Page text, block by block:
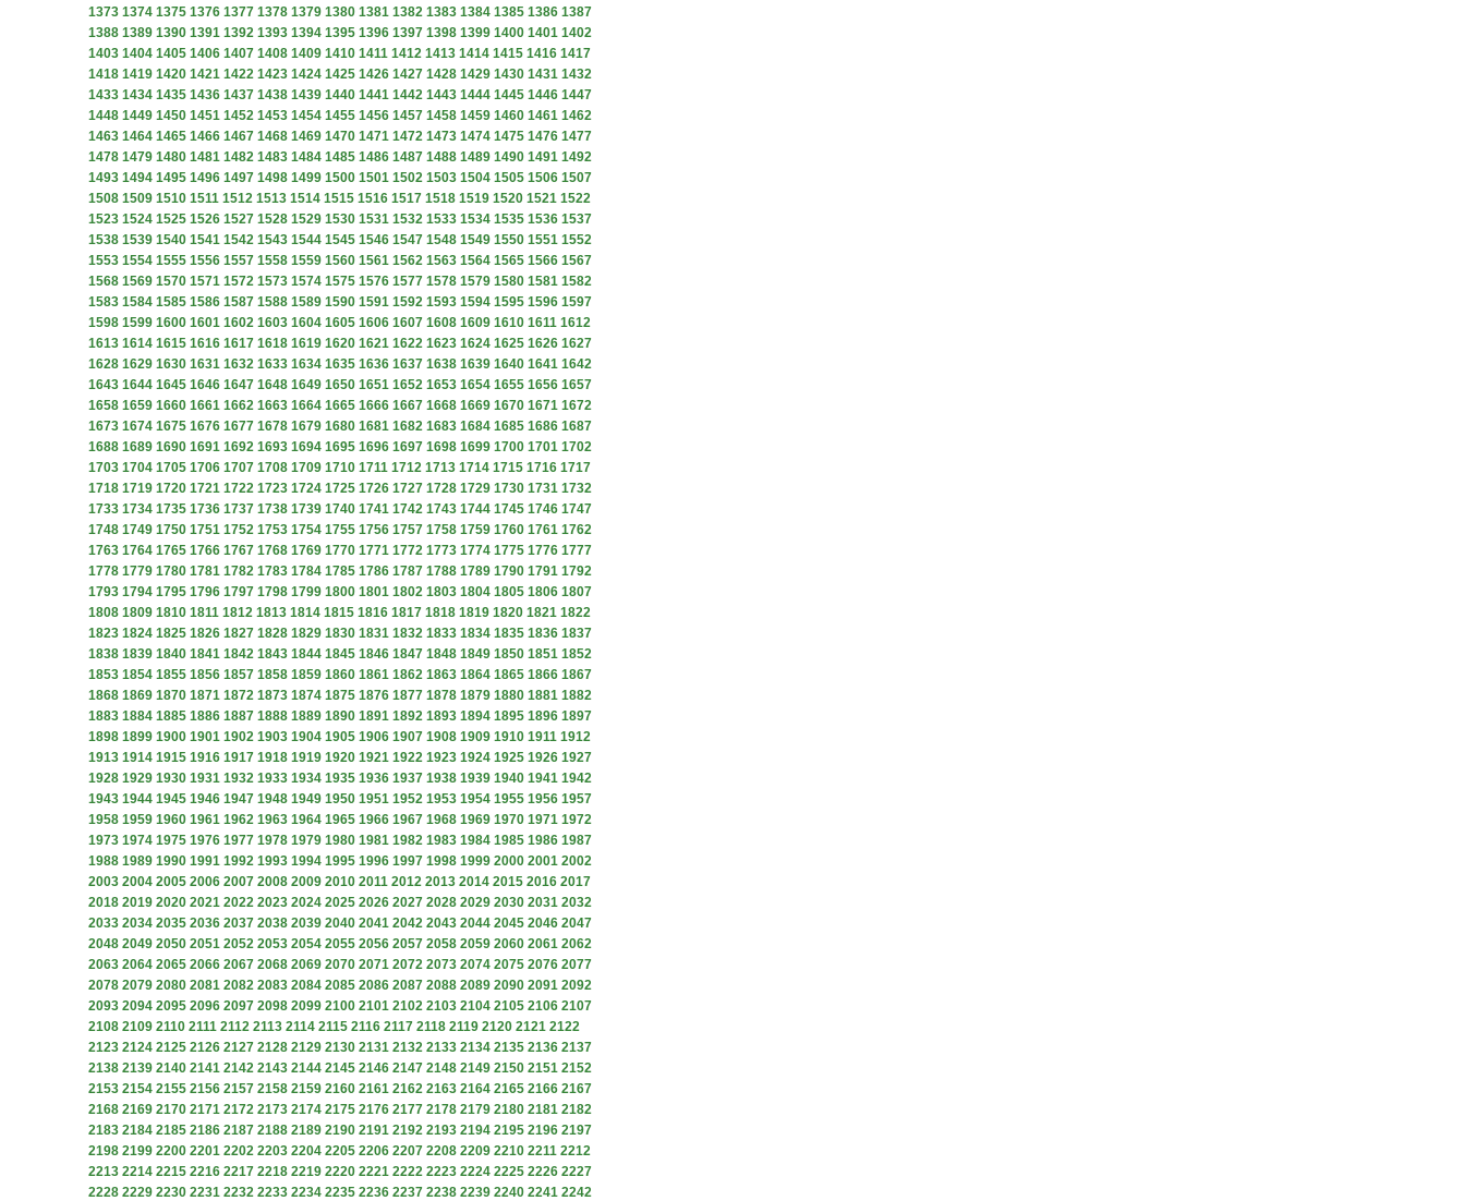
1373 1374 1375 1376 1377 1378 1379 1380 1381 1382 1383 1384 1385 1386 1387
1388 1389 1390 1391 1392 1393 1394 1395 1396 1397 1398 1399 1400 1401 1402
1403 1404 1405 1406 1407 1408 1409 1410 1411 1412 1413 1414 1415 1416 1417
1418 1419 1420 1421 1422 1423 1424 1425 1426 1427 1428 1429 1430 1431 1432
1433 1434 1435 1436 1437 1438 1439 1440 1441 1442 1443 1444 1445 1446 1447
1448 1449 1450 1451 1452 1453 1454 1455 1456 1457 1458 1459 1460 1461 1462
1463 1464 1465 1466 1467 1468 1469 1470 1471 1472 1473 1474 1475 1476 1477
1478 1479 1480 1481 1482 1483 1484 1485 1486 1487 1488 1489 1490 1491 1492
1493 1494 1495 1496 1497 1498 1499 1500 1501 1502 1503 1504 1505 1506 1507
1508 1509 1510 1511 1512 1513 1514 1515 1516 1517 1518 1519 1520 1521 1522
1523 1524 1525 1526 1527 1528 1529 1530 1531 1532 1533 1534 1535 1536 1537
1538 1539 1540 1541 1542 1543 1544 1545 1546 1547 1548 1549 1550 1551 1552
1553 1554 1555 1556 1557 1558 1559 1560 1561 1562 1563 1564 1565 1566 1567
1568 1569 1570 1571 1572 1573 1574 1575 1576 1577 1578 1579 1580 1581 1582
1583 1584 1585 1586 1587 1588 1589 1590 1591 1592 1593 1594 1595 1596 1597
1598 1599 1600 1601 1602 1603 1604 1605 1606 1607 1608 1609 1610 1611 1612
1613 1614 1615 1616 1617 1618 1619 1620 1621 1622 1623 1624 1625 1626 1627
1628 1629 1630 1631 1632 1633 1634 1635 1636 1637 1638 1639 1640 1641 1642
1643 1644 1645 1646 1647 1648 1649 1650 1651 1652 1653 1654 1655 1656 1657
1658 1659 1660 1661 1662 1663 1664 1665 1666 1667 1668 1669 1670 1671 1672
1673 1674 1675 1676 1677 1678 1679 1680 1681 1682 1683 1684 1685 1686 1687
1688 1689 1690 1691 1692 1693 1694 1695 1696 1697 1698 1699 1700 1701 1702
1703 1704 1705 1706 1707 1708 1709 1710 1711 1712 1713 1714 1715 1716 1717
1718 1719 1720 1721 1722 1723 1724 1725 1726 1727 1728 1729 1730 1731 1732
1733 1734 1735 1736 1737 1738 1739 1740 1741 1742 1743 1744 1745 1746 1747
1748 1749 1750 1751 1752 1753 1754 1755 1756 1757 1758 1759 1760 1761 1762
1763 1764 1765 1766 1767 1768 1769 1770 1771 1772 1773 1774 1775 1776 1777
1778 1779 1780 1781 1782 1783 1784 1785 1786 1787 1788 1789 1790 1791 1792
1793 1794 1795 1796 1797 1798 1799 1800 1801 1802 1803 1804 1805 1806 1807
1808 1809 1810 1811 1812 1813 1814 1815 1816 1817 1818 1819 1820 1821 1822
1823 1824 1825 1826 1827 1828 1829 1830 1831 1832 1833 1834 1835 1836 1837
1838 1839 1840 1841 1842 1843 1844 1845 1846 1847 1848 1849 1850 1851 1852
1853 1854 1855 1856 1857 1858 1859 1860 1861 1862 1863 1864 1865 1866 1867
1868 1869 1870 1871 1872 1873 1874 1875 1876 1877 1878 1879 1880 1881 1882
1883 1884 1885 1886 1887 1888 1889 1890 1891 1892 1893 1894 1895 1896 1897
1898 1899 1900 1901 1902 1903 1904 1905 1906 1907 1908 1909 1910 1911 1912
1913 1914 1915 1916 1917 1918 1919 1920 1921 1922 1923 1924 1925 1926 1927
1928 1929 1930 1931 1932 1933 1934 1935 1936 1937 1938 1939 1940 1941 1942
1943 1944 1945 1946 1947 1948 1949 1950 1951 1952 1953 1954 1955 1956 1957
1958 1959 1960 1961 1962 1963 1964 1965 1966 1967 1968 1969 1970 1971 1972
1973 1974 1975 1976 1977 1978 1979 1980 1981 1982 1983 1984 1985 1986 1987
1988 1989 1990 1991 1992 1993 1994 1995 1996 1997 1998 1999 2000 2001 2002
2003 2004 2005 2006 2007 2008 2009 2010 2011 2012 2013 2014 2015 2016 2017
2018 2019 2020 2021 2022 2023 2024 2025 2026 2027 2028 2029 2030 2031 2032
2033 2034 2035 2036 2037 2038 2039 2040 2041 2042 2043 2044 2045 2046 2047
2048 2049 2050 2051 2052 2053 2054 2055 2056 2057 2058 2059 2060 2061 2062
2063 2064 2065 2066 2067 2068 2069 2070 2071 2072 2073 2074 2075 2076 2077
2078 2079 2080 2081 2082 2083 2084 2085 2086 2087 2088 2089 2090 2091 2092
2093 2094 2095 2096 2097 2098 2099 2100 2101 2102 2103 2104 2105 2106 2107
2108 2109 2110 2111 2112 2113 2114 2115 2116 2117 2118 2119 2120 2121 2122
2123 2124 2125 2126 2127 2128 2129 2130 2131 2132 2133 2134 2135 2136 2137
2138 2139 2140 2141 2142 2143 2144 2145 2146 2147 2148 2149 2150 2151 2152
2153 2154 2155 2156 2157 2158 2159 2160 2161 2162 2163 2164 2165 2166 2167
2168 2169 2170 2171 2172 2173 2174 2175 2176 2177 2178 2179 2180 2181 2182
2183 2184 2185 2186 2187 2188 2189 2190 2191 2192 2193 2194 2195 2196 2197
2198 2199 2200 2201 2202 2203 2204 2205 2206 2207 2208 2209 2210 2211 2212
2213 2214 2215 2216 2217 2218 2219 2220 2221 2222 2223 2224 2225 2226 2227
2228 2229 2230 2231 2232 2233 2234 2235 2236 2237 2238 2239 2240 2241 2242